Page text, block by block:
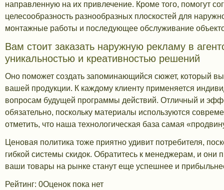
направленную на их привлечение. Кроме того, помогут
целесообразность разнообразных плоскостей для
монтажные работы и последующее обслуживание
Вам стоит заказать наружную рекламу в
уникальностью и креативностью решений
Оно поможет создать запоминающийся сюжет, который
вашей продукции. К каждому клиенту применяется
вопросам будущей программы действий. Отличный и
обязательно, поскольку материалы используются
отметить, что наша технологическая база самая
Ценовая политика тоже приятно удивит потребителя,
гибкой системы скидок. Обратитесь к менеджерам, и они
ваши товары на рынке станут еще успешнее и
Рейтинг: 0Оценок пока нет